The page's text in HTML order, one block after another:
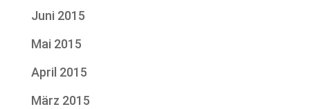
Juni 2015
Mai 2015
April 2015
März 2015